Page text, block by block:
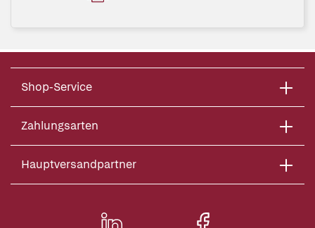
Shop-Service
Zahlungsarten
Hauptversandpartner